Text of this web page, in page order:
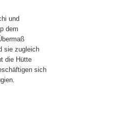
und
dem
sie zugleich
die Hütte
sich